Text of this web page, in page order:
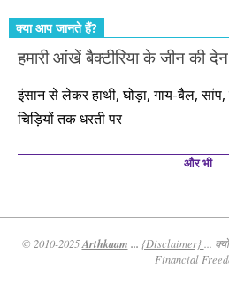
क्या आप जानते हैं?
हमारी आंखें बैक्टीरिया के जीन की
इंसान से लेकर हाथी, घोड़ा, गाय-बैल,
चिड़ियों तक धरती पर
और भी
© 2010-2025Arthkaam ... {Disclaimer}
...
Financial